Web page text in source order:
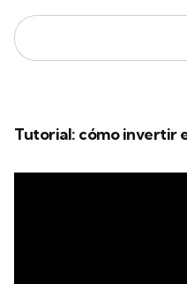
Tutorial: cómo invertir